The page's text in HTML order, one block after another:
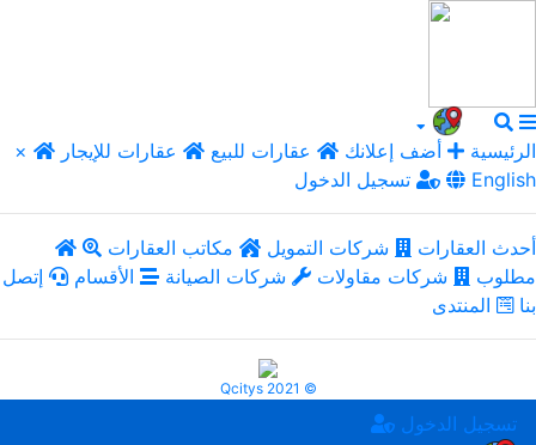
× الرئيسية أضف إعلانك عقارات للبيع
عقارات للإيجار
تسجيل الدخول
English
أحدث العقارات شركات التمويل
مكاتب العقارات
مطلوب
شركات مقاولات شركات الصيانة الأقسام
إتصل
بنا
المنتدى
Qcitys 2021 ©
تسجيل الدخول